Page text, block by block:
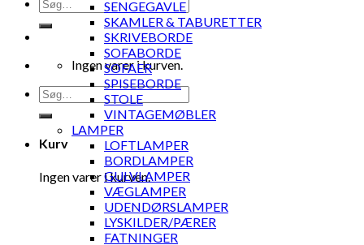
efter:
Ingen varer i kurven.
Søg
efter:
Kurv
Ingen varer i kurven.
SENGEGAVLE
SKAMLER & TABURETTER
SKRIVEBORDE
SOFABORDE
SOFAER
SPISEBORDE
STOLE
VINTAGEMØBLER
LAMPER
LOFTLAMPER
BORDLAMPER
GULVLAMPER
VÆGLAMPER
UDENDØRSLAMPER
LYSKILDER/PÆRER
FATNINGER